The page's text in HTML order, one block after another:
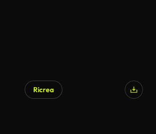
Ricrea